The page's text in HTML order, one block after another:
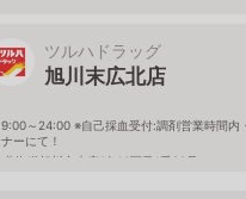
ツルハドラッグ
旭川末広北店
9:00～24:00 ※自己採血受付:調剤営業時間内
ナーにて！
北海道旭川市末広1条10丁目1番20号